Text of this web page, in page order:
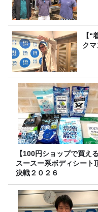
【
ク
【100円ショップで買える
スースー系ボディシート
決戦２０２６